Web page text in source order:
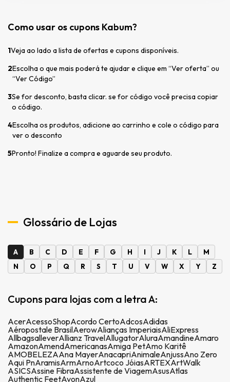
Como usar os cupons Kabum?
1Veja ao lado a lista de ofertas e cupons disponíveis.
2Escolha o que mais poderá te ajudar e clique em “Ver oferta” ou
“Ver Código”
3Se for desconto, basta clicar. se for código você precisa copiar
o código.
4Escolha os produtos, adicione ao carrinho e cole o código para
ver o desconto
5Pronto! Finalize a compra e aguarde seu produto.
Glossário de Lojas
A B C D E F G H I J K L
M
N
O P Q R S T U V W X Y Z
Cupons para lojas com a letra A:
AcerAcessoShopAcordo CertoAdcosAdidas
Aéropostale BrasilAerowAlianças ImperiaisAliExpress
AllbagsalleverAllianz TravelAllugatorAluraAmandineAmaro
AmazonAmendAmericanasAmiga PetAmo Karitê
AMOBELEZAAna MayerAnacapriAnimaleAnjussAno Zero
Aqui PnAramisArmArnoArtcoco JóiasARTEXArtWalk
ASICSAssine FibraAssistente de ViagemAsusAtlas
Authentic FeetAvonAzul